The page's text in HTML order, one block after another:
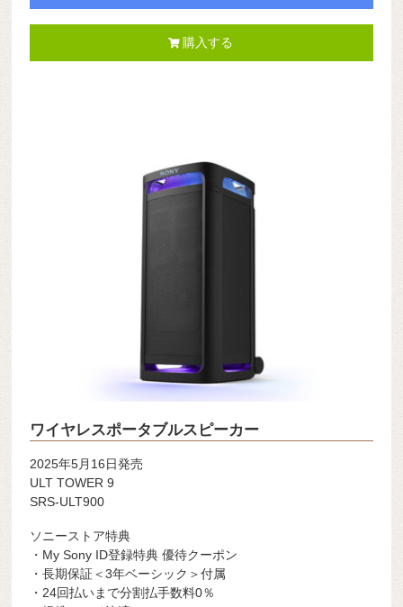
購入する
ワイヤレスポータブルスピーカー
2025年5月16日発売
ULT TOWER 9
SRS-ULT900
ソニーストア特典
・My Sony ID登録特典 優待クーポン
・長期保証＜3年ベーシック＞付属
・24回払いまで分割払手数料0％